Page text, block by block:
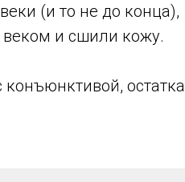
(и то не до конца),
веком и сшили кожу.